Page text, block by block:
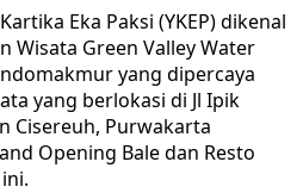
Eka Paksi (YKEP) dikenal
Wisata Green Valley Water
yang dipercaya
yang berlokasi di Jl Ipik
Cisereuh, Purwakarta
Opening Bale dan Resto